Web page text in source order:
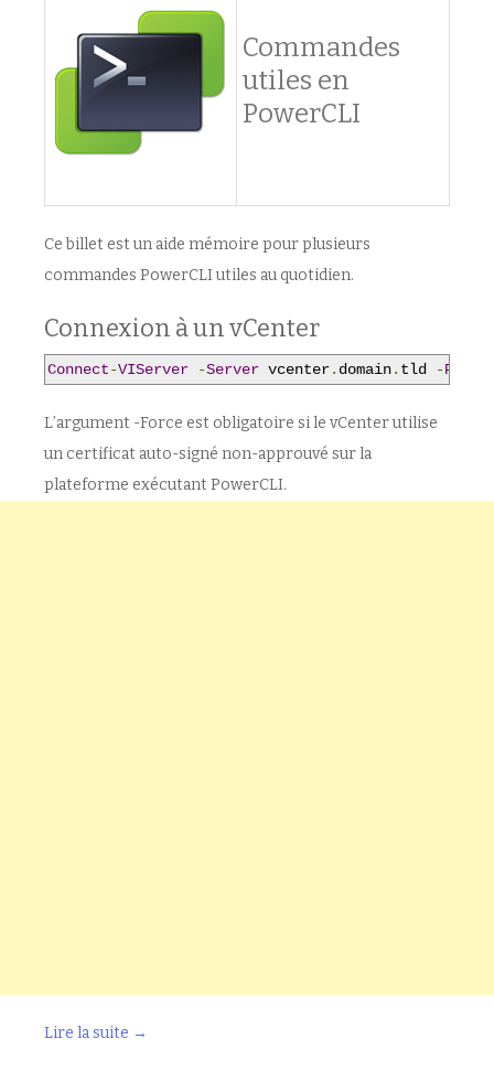
Commandes
utiles en
PowerCLI
Ce billet est un aide mémoire pour plusieurs
commandes PowerCLI utiles au quotidien.
Connexion à un vCenter
Connect-VIServer -Server vcenter. domain. tld -
L’argument -Force est obligatoire si le vCenter utilise
un certificat auto-signé non-approuvé sur la
plateforme exécutant PowerCLI.
Lire la suite →